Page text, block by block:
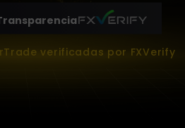
verificadas por FXVerify